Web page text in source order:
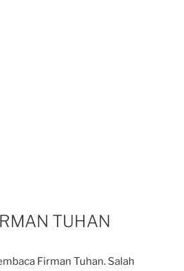
TUHAN
Firman Tuhan. Salah